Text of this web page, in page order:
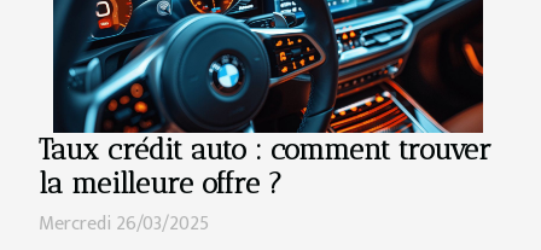
Taux crédit auto : comment trouver
la meilleure offre ?
Mercredi 26/03/2025